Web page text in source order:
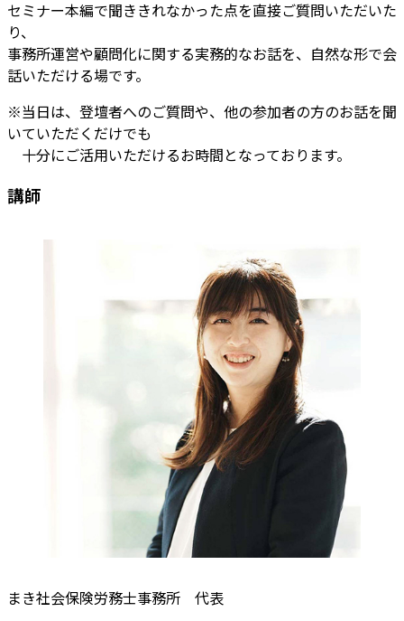
セミナー本編で聞ききれなかった点を直接ご質問いただいた
り、
事務所運営や顧問化に関する実務的なお話を、自然な形で会
話いただける場です。
※当日は、登壇者へのご質問や、他の参加者の方のお話を聞
いていただくだけでも
十分にご活用いただけるお時間となっております。
講師
まき社会保険労務士事務所 代表